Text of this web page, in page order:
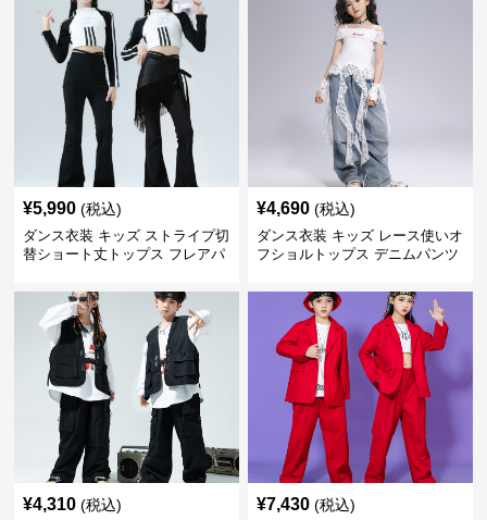
¥5,990 (税込)
ダンス衣装 キッズ ストライプ切
替ショート丈トップス フレアパ
¥4,690 (税込)
ダンス衣装 キッズ レース使いオ
フショルトップス デニムパンツ
¥4,310 (税込) ¥7,430 (税込)